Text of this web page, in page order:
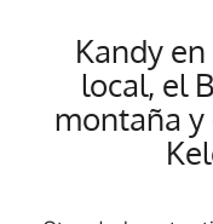
Kandy
local, el
montaña y